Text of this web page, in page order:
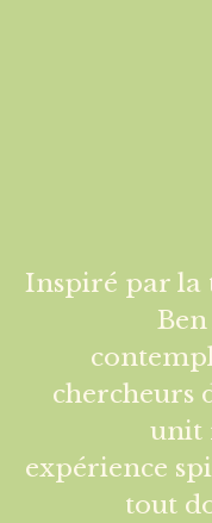
Inspiré par la
chercheurs
unit
expérience
tout